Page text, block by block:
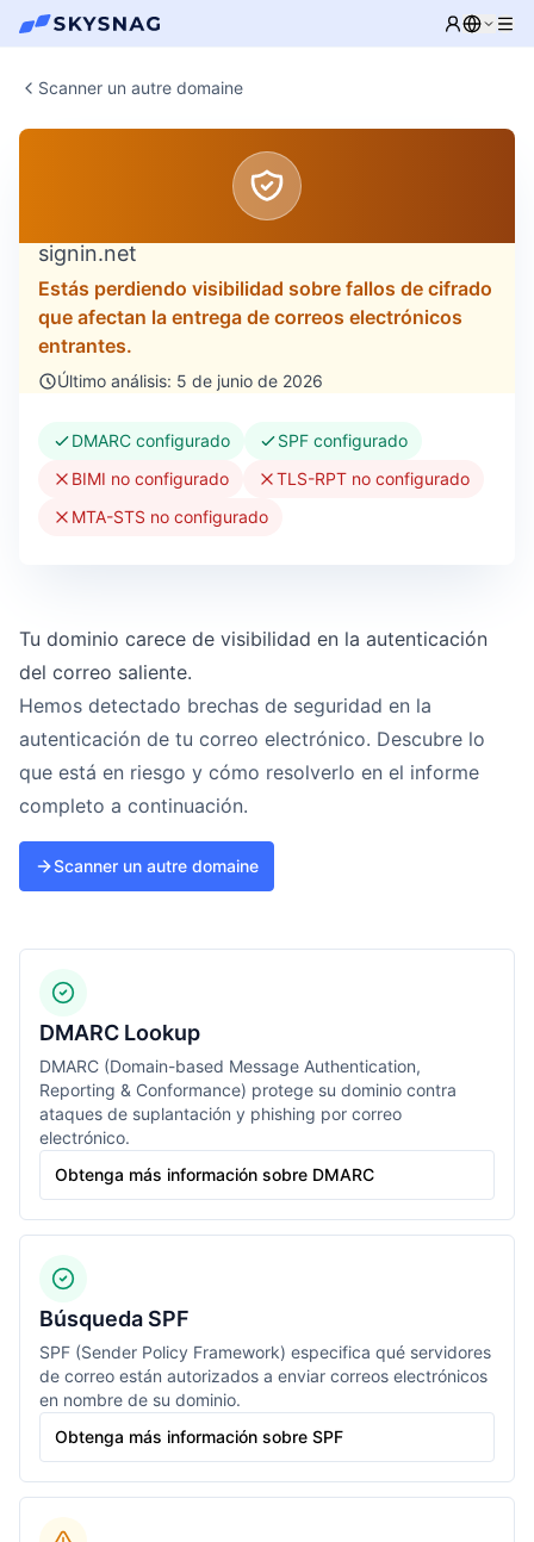
Scanner un autre domaine
signin.net
Estás perdiendo visibilidad sobre fallos de cifrado
que afectan la entrega de correos electrónicos
entrantes.
Último análisis: 5 de junio de 2026
DMARC configurado
SPF configurado
BIMI no configurado
TLS-RPT no configurado
MTA-STS no configurado
Tu dominio carece de visibilidad en la autenticación
del correo saliente.
Hemos detectado brechas de seguridad en la
autenticación de tu correo electrónico. Descubre lo
que está en riesgo y cómo resolverlo en el informe
completo a continuación.
Scanner un autre domaine
DMARC Lookup
DMARC (Domain-based Message Authentication,
Reporting & Conformance) protege su dominio contra
ataques de suplantación y phishing por correo
electrónico.
Obtenga más información sobre DMARC
Búsqueda SPF
SPF (Sender Policy Framework) especifica qué servidores
de correo están autorizados a enviar correos electrónicos
en nombre de su dominio.
Obtenga más información sobre SPF